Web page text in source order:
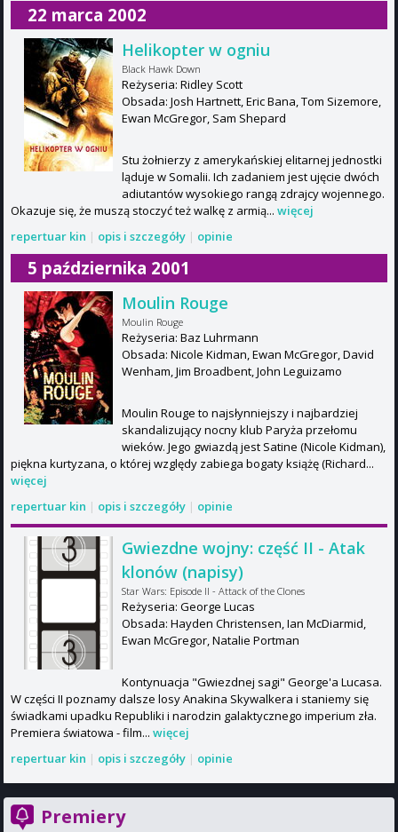
22 marca 2002
Helikopter w ogniu
Black Hawk Down
Reżyseria: Ridley Scott
Obsada: Josh Hartnett, Eric Bana, Tom Sizemore,
Ewan McGregor, Sam Shepard
Stu żołnierzy z amerykańskiej elitarnej jednostki
ląduje w Somalii. Ich zadaniem jest ujęcie dwóch
adiutantów wysokiego rangą zdrajcy wojennego.
Okazuje się, że muszą stoczyć też walkę z armią... więcej
repertuar kin | opis i szczegóły | opinie
5 października 2001
Moulin Rouge
Moulin Rouge
Reżyseria: Baz Luhrmann
Obsada: Nicole Kidman, Ewan McGregor, David
Wenham, Jim Broadbent, John Leguizamo
Moulin Rouge to najsłynniejszy i najbardziej
skandalizujący nocny klub Paryża przełomu
wieków. Jego gwiazdą jest Satine (Nicole Kidman),
piękna kurtyzana, o której względy zabiega bogaty książę (Richard...
więcej
repertuar kin | opis i szczegóły | opinie
Gwiezdne wojny: część II - Atak
klonów (napisy)
Star Wars: Episode II - Attack of the Clones
Reżyseria: George Lucas
Obsada: Hayden Christensen, Ian McDiarmid,
Ewan McGregor, Natalie Portman
Kontynuacja "Gwiezdnej sagi" George'a Lucasa.
W części II poznamy dalsze losy Anakina Skywalkera i staniemy się
świadkami upadku Republiki i narodzin galaktycznego imperium zła.
Premiera światowa - film... więcej
repertuar kin | opis i szczegóły | opinie
Premiery